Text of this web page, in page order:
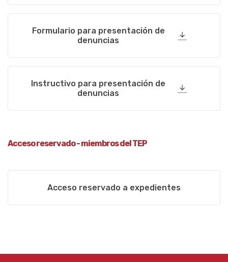
Formulario para presentación de
denuncias
Instructivo para presentación de
denuncias
Acceso reservado - miembros del TEP
Acceso reservado a expedientes